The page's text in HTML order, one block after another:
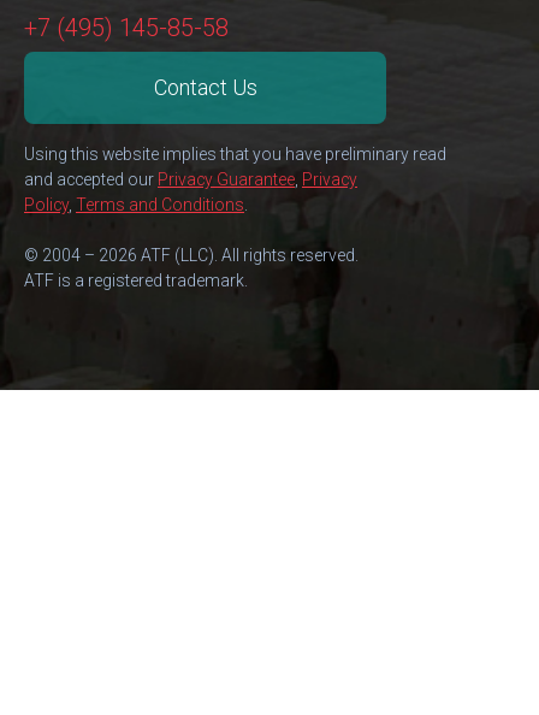
+7 (495) 145-85-58
Contact Us
Using this website implies that you have preliminary read
and accepted our Privacy Guarantee Privacy
Policy, Terms and Conditions
© 2004 – 2026 ATF (LLC). All rights reserved.
ATF is a registered trademark.